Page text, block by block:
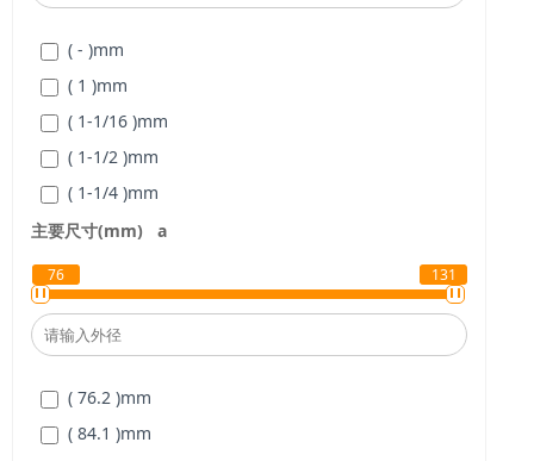
( - )mm
( 1 )mm
( 1-1/16 )mm
( 1-1/2 )mm
( 1-1/4 )mm
( 1-1/8 )mm
( 1-11/16 )
( 1-15/16 )mm
( 1-3/16 )
( 1-3/8 )mm
( 1-5/16 )mm
主要尺寸(mm) a
76 131
( 76.2 )mm
( 84.1 )mm